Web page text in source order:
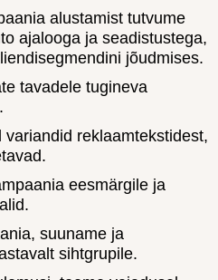
alustamist tutvume
ajalooga ja seadistustega,
jõudmises.
tavadele tugineva
variandid reklaamtekstidest,
eesmärgile ja
suuname ja
sihtgrupile.